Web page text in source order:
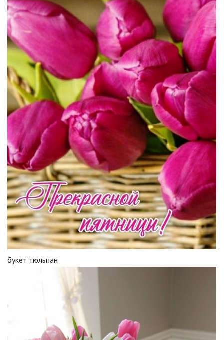
букет тюльпан